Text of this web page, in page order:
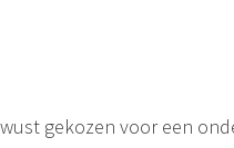
gekozen voor een